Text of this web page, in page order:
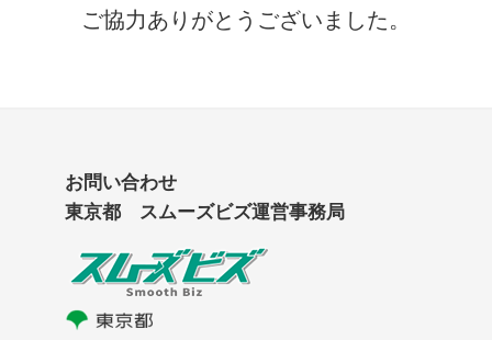
ご協力ありがとうございました。
お問い合わせ
東京都 スムーズビズ運営事務局